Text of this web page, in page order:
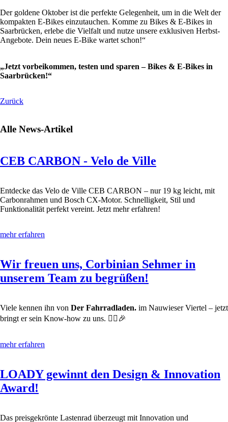
Der goldene Oktober ist die perfekte Gelegenheit, um in die Welt der
kompakten E-Bikes einzutauchen. Komme zu Bikes & E-Bikes in
Saarbrücken, erlebe die Vielfalt und nutze unsere exklusiven Herbst-
Angebote. Dein neues E-Bike wartet schon!“
„Jetzt vorbeikommen, testen und sparen – Bikes & E-Bikes in
Saarbrücken!“
Zurück
Alle News-Artikel
CEB CARBON - Velo de Ville
Entdecke das Velo de Ville CEB CARBON – nur 19 kg leicht, mit
Carbonrahmen und Bosch CX-Motor. Schnelligkeit, Stil und
Funktionalität perfekt vereint. Jetzt mehr erfahren!
mehr erfahren
Wir freuen uns, Corbinian Sehmer in
unserem Team zu begrüßen!
Viele kennen ihn von Der Fahrradladen. im Nauwieser Viertel – jetzt
bringt er sein Know-how zu uns. 🚴‍♂️🎉
mehr erfahren
LOADY gewinnt den Design & Innovation
Award!
Das preisgekrönte Lastenrad überzeugt mit Innovation und